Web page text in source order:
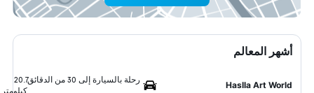
أشهر المعالم
Haslla Art World
رحلة بالسيارة إلى 30 من الدقائق
20.7
كيلومتر